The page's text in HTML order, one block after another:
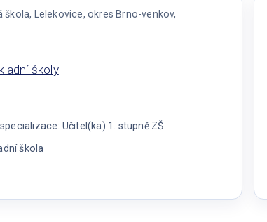
škola, Lelekovice, okres Brno-venkov,
školy
Učitel(ka) 1. stupně ZŠ
škola